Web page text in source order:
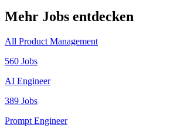
Mehr Jobs entdecken
All Product Management
560 Jobs
AI Engineer
389 Jobs
Prompt Engineer